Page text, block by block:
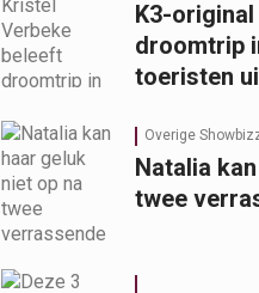
K3-
droomtrip
toeristen
Overige
Natalia
twee